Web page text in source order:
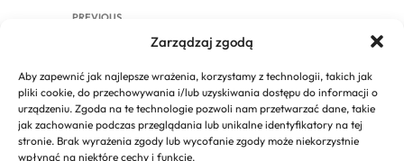
Zarządzaj zgodą
Aby zapewnić jak najlepsze wrażenia, korzystamy z technologii, takich jak
pliki cookie, do przechowywania i/lub uzyskiwania dostępu do informacji o
urządzeniu. Zgoda na te technologie pozwoli nam przetwarzać dane, takie
jak zachowanie podczas przeglądania lub unikalne identyfikatory na tej
stronie. Brak wyrażenia zgody lub wycofanie zgody może niekorzystnie
wpłynąć na niektóre cechy i funkcje.
PREVIOUS
Podatek od zakupu samochodu – Przewodnik po
NEXT
Kalkulator zwrotu podatku: Jak obliczyć i
zmaksymalizować zwrot?